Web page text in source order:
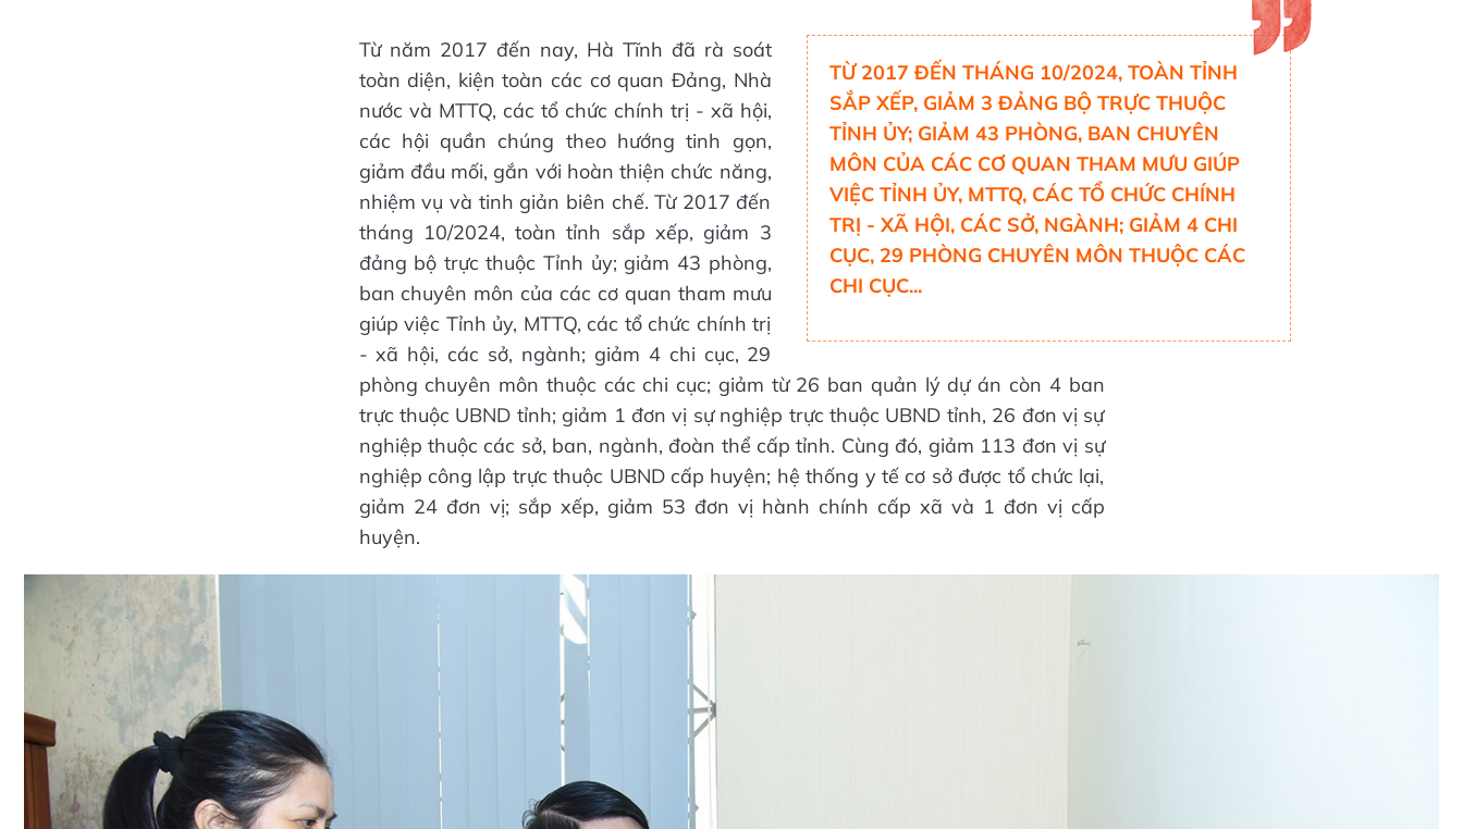
TỪ 2017 ĐẾN THÁNG 10/2024, TOÀN TỈNH
SẮP XẾP, GIẢM 3 ĐẢNG BỘ TRỰC THUỘC
TỈNH ỦY; GIẢM 43 PHÒNG, BAN CHUYÊN
MÔN CỦA CÁC CƠ QUAN THAM MƯU GIÚP
VIỆC TỈNH ỦY, MTTQ, CÁC TỔ CHỨC CHÍNH
TRỊ - XÃ HỘI, CÁC SỞ, NGÀNH; GIẢM 4 CHI
CỤC, 29 PHÒNG CHUYÊN MÔN THUỘC CÁC
CHI CỤC...
Từ năm 2017 đến nay, Hà Tĩnh đã rà soát
toàn diện, kiện toàn các cơ quan Đảng, Nhà
nước và MTTQ, các tổ chức chính trị - xã hội,
các hội quần chúng theo hướng tinh gọn,
giảm đầu mối, gắn với hoàn thiện chức năng,
nhiệm vụ và tinh giản biên chế. Từ 2017 đến
tháng 10/2024, toàn tỉnh sắp xếp, giảm 3
đảng bộ trực thuộc Tỉnh ủy; giảm 43 phòng,
ban chuyên môn của các cơ quan tham mưu
giúp việc Tỉnh ủy, MTTQ, các tổ chức chính trị
- xã hội, các sở, ngành; giảm 4 chi cục, 29
phòng chuyên môn thuộc các chi cục; giảm từ 26 ban quản lý dự án còn 4 ban
trực thuộc UBND tỉnh; giảm 1 đơn vị sự nghiệp trực thuộc UBND tỉnh, 26 đơn vị sự
nghiệp thuộc các sở, ban, ngành, đoàn thể cấp tỉnh. Cùng đó, giảm 113 đơn vị sự
nghiệp công lập trực thuộc UBND cấp huyện; hệ thống y tế cơ sở được tổ chức lại,
giảm 24 đơn vị; sắp xếp, giảm 53 đơn vị hành chính cấp xã và 1 đơn vị cấp
huyện.